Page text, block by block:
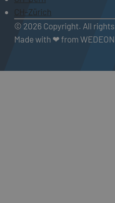
CH-Zürich
© 2026 Copyright. All
Made with ❤ from